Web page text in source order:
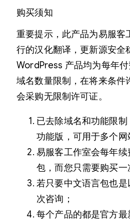
购买须知
重要提示，此产品为易服客
行的汉化翻译，更新源安全
WordPress 产品均为每年
域名数量限制，在将来条件
会采购无限制许可证。
已去除域名和功能限
功能版，可用于多个网
易服客工作室会每年
包，而您只需要购买一
若只要中文语言包也
次咨询；
每个产品的都是官方